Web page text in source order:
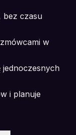
bez czasu
w
jednoczesnych
i planuje